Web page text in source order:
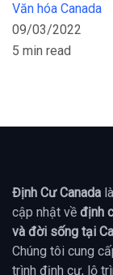
Văn hóa Canada
09/03/2022
5 min read
Định Cư Canada
cập nhật về định
và đời sống tại
Chúng tôi cung
trình định cư, lộ